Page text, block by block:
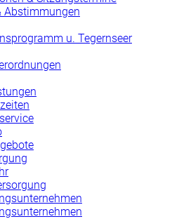
Abstimmungen
u. Tegernseer